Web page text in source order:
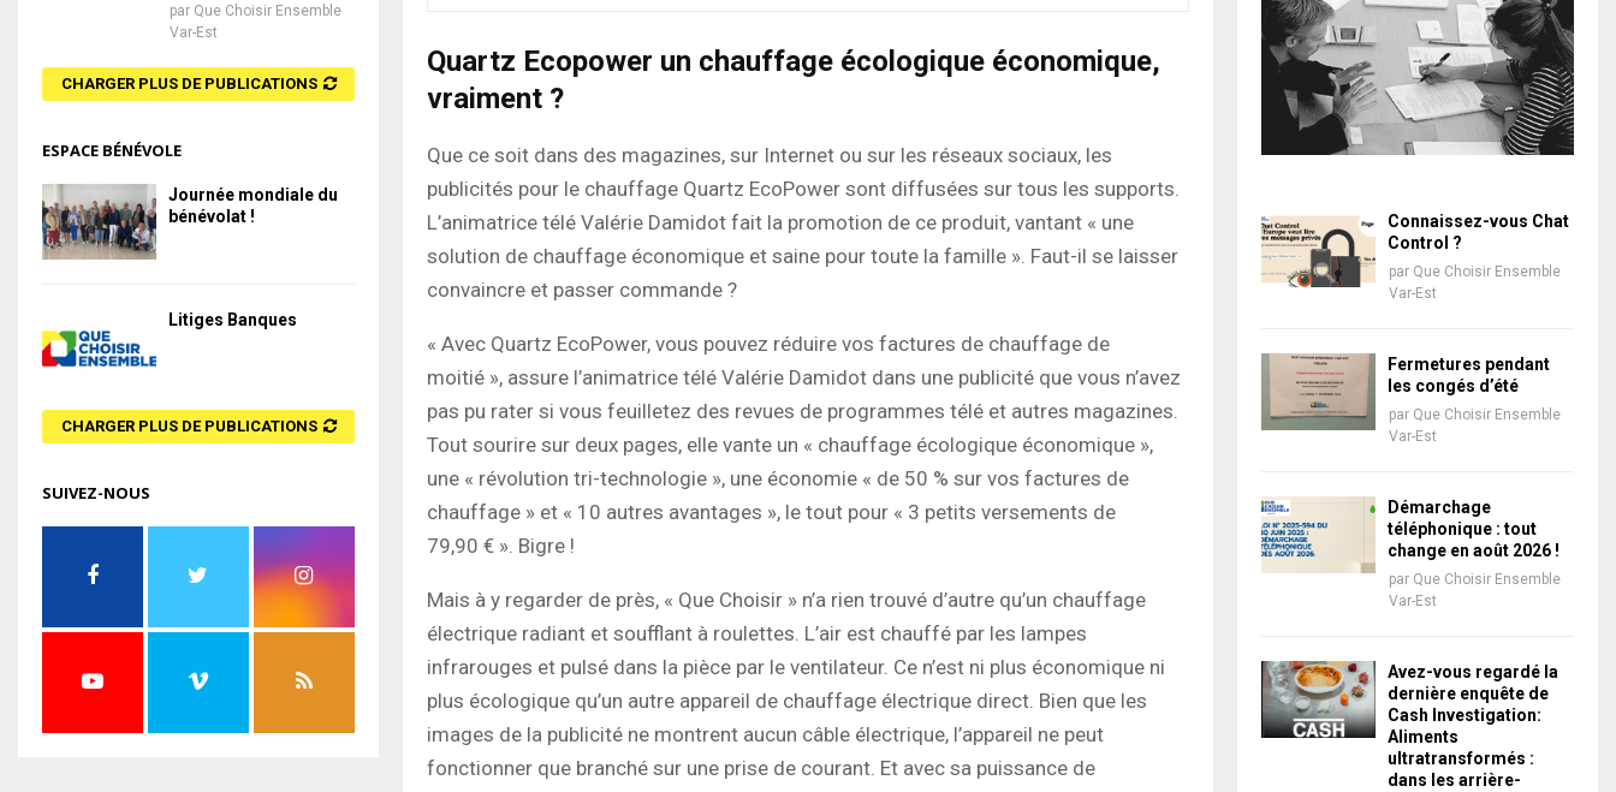
Quartz Ecopower un chauffage écologique économique,
vraiment ?
Que ce soit dans des magazines, sur Internet ou sur les réseaux sociaux, les
publicités pour le chauffage Quartz EcoPower sont diffusées sur tous les supports.
L’animatrice télé Valérie Damidot fait la promotion de ce produit, vantant « une
solution de chauffage économique et saine pour toute la famille ». Faut-il se laisser
convaincre et passer commande ?
« Avec Quartz EcoPower, vous pouvez réduire vos factures de chauffage de
moitié », assure l’animatrice télé Valérie Damidot dans une publicité que vous n’avez
pas pu rater si vous feuilletez des revues de programmes télé et autres magazines.
Tout sourire sur deux pages, elle vante un « chauffage écologique économique »,
une « révolution tri-technologie », une économie « de 50 % sur vos factures de
chauffage » et « 10 autres avantages », le tout pour « 3 petits versements de
79,90 € ». Bigre !
Mais à y regarder de près, « Que Choisir » n’a rien trouvé d’autre qu’un chauffage
électrique radiant et soufflant à roulettes. L’air est chauffé par les lampes
infrarouges et pulsé dans la pièce par le ventilateur. Ce n’est ni plus économique ni
plus écologique qu’un autre appareil de chauffage électrique direct. Bien que les
images de la publicité ne montrent aucun câble électrique, l’appareil ne peut
fonctionner que branché sur une prise de courant. Et avec sa puissance de
par Que Choisir Ensemble
Var-Est
CHARGER PLUS DE PUBLICATIONS
ESPACE BÉNÉVOLE
Journée mondiale du
bénévolat !
Litiges Banques
CHARGER PLUS DE PUBLICATIONS
SUIVEZ-NOUS
Connaissez-vous Chat
Control ?
par Que Choisir Ensemble
Var-Est
Fermetures pendant
les congés d’été
par Que Choisir Ensemble
Var-Est
Démarchage
téléphonique : tout
change en août 2026 !
par Que Choisir Ensemble
Var-Est
Avez-vous regardé la
dernière enquête de
Cash Investigation:
Aliments
ultratransformés :
dans les arrière-